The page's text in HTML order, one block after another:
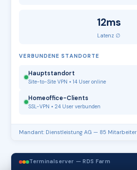
12ms
Latenz ∅
VERBUNDENE STANDORTE
Hauptstandort
Site-to-Site VPN • 14 User online
Homeoffice-Clients
SSL-VPN • 24 User verbunden
Mandant: Dienstleistung AG — 85 Mitarbeiter
Terminalserver — RDS Farm